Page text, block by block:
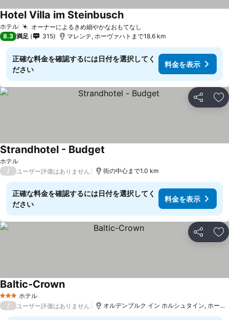
ホテル オーナーによるきめ細やかなおもてなし
Hotel Villa im Steinbusch
8.3 満足 315 マレンテ, ホーヴァハトまで18.6 km
正確な料金を確認するには日付を選択してく
ださい
料金を表示
シェア お
ホテル
Strandhotel - Budget
/ ユーザー評価はありません 街の中心まで1.0 km
正確な料金を確認するには日付を選択してく
ださい
料金を表示
シェア お
3 ホテルのランク
ホテル
Baltic-Crown
/ ユーザー評価はありません オルデンブルク イン ホルシュタイン, ホーヴァハトまで14.2 km